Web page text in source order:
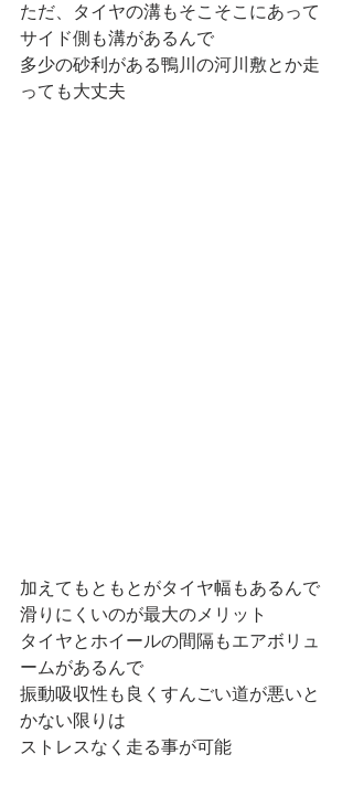
ただ、タイヤの溝もそこそこにあって
サイド側も溝があるんで
多少の砂利がある鴨川の河川敷とか走
っても大丈夫
加えてもともとがタイヤ幅もあるんで
滑りにくいのが最大のメリット
タイヤとホイールの間隔もエアボリュ
ームがあるんで
振動吸収性も良くすんごい道が悪いと
かない限りは
ストレスなく走る事が可能